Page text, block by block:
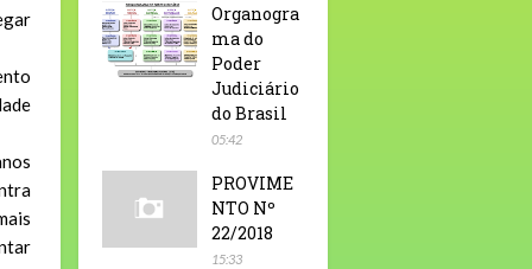
Organogra
ma do
Poder
Judiciário
do Brasil
05:42
PROVIME
NTO Nº
22/2018
15:33